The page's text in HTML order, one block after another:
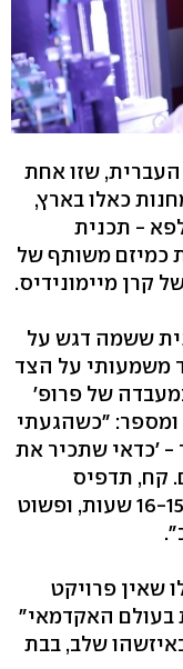
העברית, שזו אחת
כאלו בארץ,
- תכנית
כמיזם משותף של
קרן מיימונידיס.
ששמה דגש על
משמעותי על הצד
של פרופ'
ומספר: "כשהגעתי
'כדאי שתכיר את
קח, תדפיס
פלסטלינה'. ישבתי על זה במצטבר 16-15 שעות, ופשוט
שאין פרויקט
בעולם האקדמאי"
שלב, בבת